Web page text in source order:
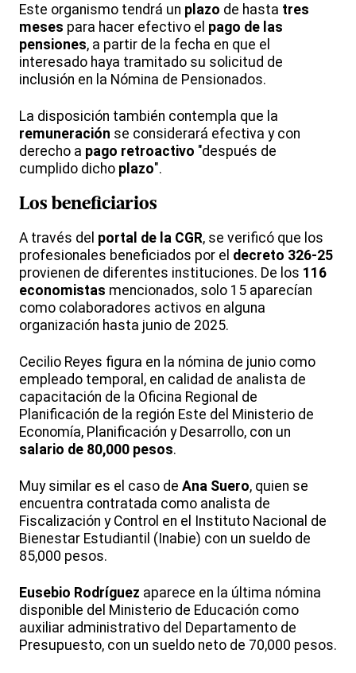
Este organismo tendrá un plazo de hasta tres
meses para hacer efectivo el pago de las
pensiones, a partir de la fecha en que el
interesado haya tramitado su solicitud de
inclusión en la Nómina de Pensionados.
La disposición también contempla que la
remuneración se considerará efectiva y con
derecho a pago retroactivo "después de
cumplido dicho plazo".
Los beneficiarios
A través del portal de la CGR, se verificó que los
profesionales beneficiados por el decreto 326-25
provienen de diferentes instituciones. De los 116
economistas mencionados, solo 15 aparecían
como colaboradores activos en alguna
organización hasta junio de 2025.
Cecilio Reyes figura en la nómina de junio como
empleado temporal, en calidad de analista de
capacitación de la Oficina Regional de
Planificación de la región Este del Ministerio de
Economía, Planificación y Desarrollo, con un
salario de 80,000 pesos.
Muy similar es el caso de Ana Suero, quien se
encuentra contratada como analista de
Fiscalización y Control en el Instituto Nacional de
Bienestar Estudiantil (Inabie) con un sueldo de
85,000 pesos.
Eusebio Rodríguez aparece en la última nómina
disponible del Ministerio de Educación como
auxiliar administrativo del Departamento de
Presupuesto, con un sueldo neto de 70,000 pesos.